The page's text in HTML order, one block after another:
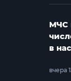
МЧС
в
вчера